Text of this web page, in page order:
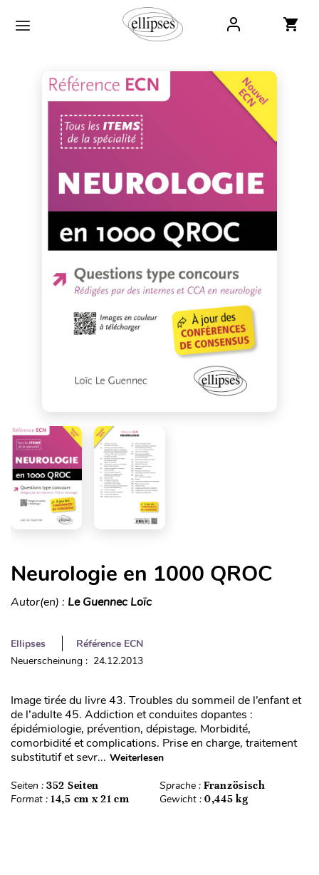
Neurologie en 1000 QROC
Autor(en) : Le Guennec Loïc
Ellipses
Référence ECN
Neuerscheinung : 24.12.2013
Image tirée du livre 43. Troubles du sommeil de l’enfant et
de l’adulte 45. Addiction et conduites dopantes :
épidémiologie, prévention, dépistage. Morbidité,
comorbidité et complications. Prise en charge, traitement
substitutif et sevr... Weiterlesen
Seiten : 352 Seiten Sprache : Französisch
Format : 14,5 cm x 21 cm Gewicht : 0,445 kg